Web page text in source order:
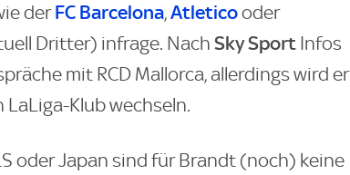
derFC Barcelona,Atleticooder
Dritter) infrage. Nach Sky Sport Infos
mit RCD Mallorca, allerdings wird er
Klub wechseln.
oder Japan sind für Brandt (noch) keine